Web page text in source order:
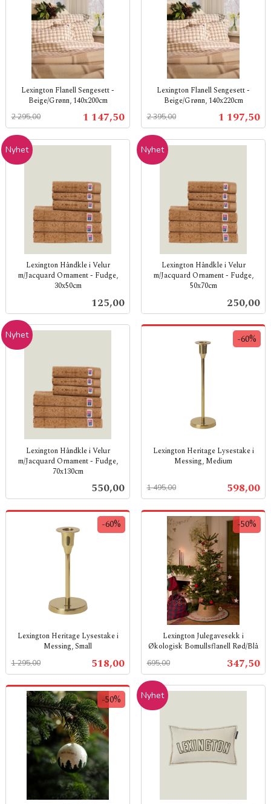
Lexington Flanell Sengesett -
Beige/Grønn, 140x200cm
Tilbud
1 147,50
2 295,00
mva.
Lexington Flanell Sengesett -
Beige/Grønn, 140x220cm
Tilbud
1 197,50
2 395,00
mva.
Lexington Håndkle i Velur
m/Jacquard Ornament - Fudge,
30x50cm
Pris
125,00
Nyhet
Lexington Håndkle i Velur
m/Jacquard Ornament - Fudge,
50x70cm
Pris
250,00
Nyhet
Lexington Håndkle i Velur
m/Jacquard Ornament - Fudge,
70x130cm
Pris
550,00
Nyhet
Lexington Heritage Lysestake i
Messing, Medium
Tilbud
598,00
1 495,00
-60%
Lexington Heritage Lysestake i
Messing, Small
Tilbud
518,00
1 295,00
-60%
mva.
Lexington Julegavesekk i
Økologisk Bomullsflanell Rød/Blå
Tilbud
347,50
695,00
-50%
mva.
-50% Nyhet